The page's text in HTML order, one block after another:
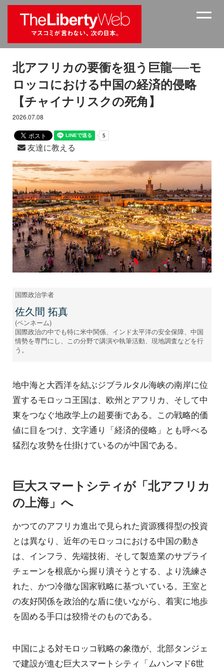
北アフリカの要衝を狙う巨龍──モ
ロッコにおける中国の経済的侵略
【チャイナリスクの死角】
2026.07.08
友達に教える
国際政治学者
佐久間 拓真
(ペンネーム)
国際政治の中でも特に米中関係、インド太平洋の安全保障、中国
情勢を専門にし、この分野で講演や執筆活動、現地調査などを行
う。
地中海と大西洋を結ぶジブラルタル海峡の南岸に位
置するモロッコ王国は、欧州とアフリカ、そして中
東をつなぐ地政学上の超要衝である。この戦略的価
値に目をつけ、文字通り「経済的侵略」とも呼べる
猛烈な攻勢を仕掛けているのが中国である。
巨大スマートシティが「北アフリカ
の上海」へ
かつてのアフリカ進出で見られた資源獲得型の投資
とは異なり、近年のモロッコにおける中国の動き
は、インフラ、先端技術、そして製造業のサプライ
チェーンを根底から握り潰そうとする、より洗練さ
れた、かつ冷徹な国家戦略に基づいている。王室と
の友好関係を政治的な盾に使いながら、着実に地歩
を固める手口は狡猾そのものである。
中国による対モロッコ戦略の象徴が、北部タンジェ
で建設が進む巨大スマートシティ「ムハンマド6世